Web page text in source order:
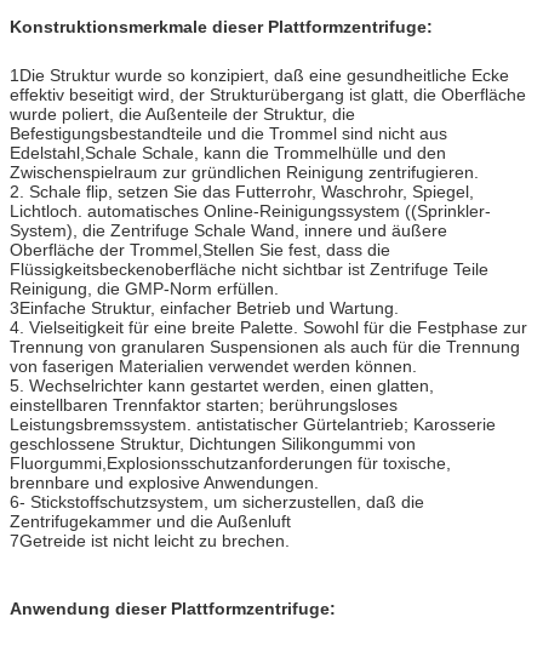
Konstruktionsmerkmale dieser Plattformzentrifuge:
1Die Struktur wurde so konzipiert, daß eine gesundheitliche Ecke
effektiv beseitigt wird, der Strukturübergang ist glatt, die Oberfläche
wurde poliert, die Außenteile der Struktur, die
Befestigungsbestandteile und die Trommel sind nicht aus
Edelstahl,Schale Schale, kann die Trommelhülle und den
Zwischenspielraum zur gründlichen Reinigung zentrifugieren.
2. Schale flip, setzen Sie das Futterrohr, Waschrohr, Spiegel,
Lichtloch. automatisches Online-Reinigungssystem ((Sprinkler-
System), die Zentrifuge Schale Wand, innere und äußere
Oberfläche der Trommel,Stellen Sie fest, dass die
Flüssigkeitsbeckenoberfläche nicht sichtbar ist Zentrifuge Teile
Reinigung, die GMP-Norm erfüllen.
3Einfache Struktur, einfacher Betrieb und Wartung.
4. Vielseitigkeit für eine breite Palette. Sowohl für die Festphase zur
Trennung von granularen Suspensionen als auch für die Trennung
von faserigen Materialien verwendet werden können.
5. Wechselrichter kann gestartet werden, einen glatten,
einstellbaren Trennfaktor starten; berührungsloses
Leistungsbremssystem. antistatischer Gürtelantrieb; Karosserie
geschlossene Struktur, Dichtungen Silikongummi von
Fluorgummi,Explosionsschutzanforderungen für toxische,
brennbare und explosive Anwendungen.
6- Stickstoffschutzsystem, um sicherzustellen, daß die
Zentrifugekammer und die Außenluft
7Getreide ist nicht leicht zu brechen.
Anwendung dieser Plattformzentrifuge: